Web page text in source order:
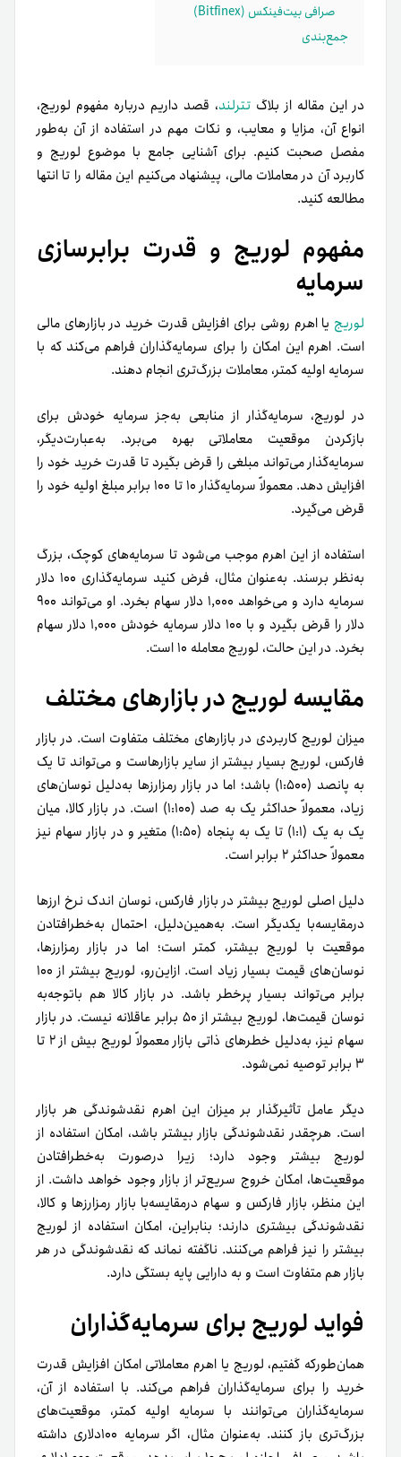
صرافی بیت‌فینکس (Bitfinex)
جمع‌بندی
در این مقاله از بلاگ تترلند، قصد داریم درباره مفهوم لوریج،
انواع آن، مزایا و معایب، و نکات مهم در استفاده از آن به‌طور
مفصل صحبت کنیم. برای آشنایی جامع با موضوع لوریج و
کاربرد آن در معاملات مالی، پیشنهاد می‌کنیم این مقاله را تا انتها
مطالعه کنید.
مفهوم لوریج و قدرت برابرسازی
سرمایه
لوریج یا اهرم روشی برای افزایش قدرت خرید در بازارهای مالی
است. اهرم این امکان را برای سرمایه‌گذاران فراهم می‌کند که با
سرمایه اولیه کمتر، معاملات بزرگ‌تری انجام دهند.
در لوریج، سرمایه‌گذار از منابعی به‌جز سرمایه خودش برای
بازکردن موقعیت معاملاتی بهره می‌برد. به‌عبارت‌دیگر،
سرمایه‌گذار می‌تواند مبلغی را قرض بگیرد تا قدرت خرید خود را
افزایش دهد. معمولاً سرمایه‌گذار ۱۰ تا ۱۰۰ برابر مبلغ اولیه خود را
قرض می‌گیرد.
استفاده از این اهرم موجب می‌شود تا سرمایه‌های کوچک، بزرگ
به‌نظر برسند. به‌عنوان‌ مثال، فرض کنید سرمایه‌گذاری ۱۰۰ دلار
سرمایه دارد و می‌خواهد ۱,۰۰۰ دلار سهام بخرد. او می‌تواند ۹۰۰
دلار را قرض بگیرد و با ۱۰۰ دلار سرمایه خودش ۱,۰۰۰ دلار سهام
بخرد. در این حالت، لوریج معامله ۱۰ است.
مقایسه لوریج در بازارهای مختلف
میزان لوریج کاربردی در بازارهای مختلف متفاوت است. در بازار
فارکس، لوریج بسیار بیشتر از سایر بازارهاست و می‌تواند تا یک
به پانصد (۱:۵۰۰) باشد؛ اما در بازار رمزارزها به‌دلیل نوسان‌های
زیاد، معمولاً حداکثر یک به صد (۱:۱۰۰) است. در بازار کالا، میان
یک به یک (۱:۱) تا یک به پنجاه (۱:۵۰) متغیر و در بازار سهام نیز
معمولاً حداکثر ۲ برابر است.
دلیل اصلی لوریج بیشتر در بازار فارکس، نوسان اندک نرخ ارزها
درمقایسه‌با یکدیگر است. به‌همین‌دلیل، احتمال به‌خطر‌افتادن
موقعیت با لوریج بیشتر، کمتر است؛ اما در بازار رمزارزها،
نوسان‌های قیمت بسیار زیاد است. ازاین‌رو، لوریج بیشتر از ۱۰۰
برابر می‌تواند بسیار پرخطر باشد. در بازار کالا هم با‌توجه‌به
نوسان قیمت‌ها، لوریج بیشتر از ۵۰ برابر عاقلانه نیست. در بازار
سهام نیز، به‌دلیل خطرهای ذاتی بازار معمولاً لوریج بیش از ۲ تا
۳ برابر توصیه نمی‌شود.
دیگر عامل تأثیرگذار بر میزان این اهرم نقد‌شوندگی هر بازار
است. هرچقدر نقد‌شوندگی بازار بیشتر باشد، امکان استفاده از
لوریج بیشتر وجود دارد؛ زیرا در‌صورت به‌خطر‌افتادن
موقعیت‌ها، امکان خروج سریع‌تر از بازار وجود خواهد داشت. از
این منظر، بازار فارکس و سهام درمقایسه‌با بازار رمزارزها و کالا،
نقدشوندگی بیشتری دارند؛ بنابراین، امکان استفاده از لوریج
بیشتر را نیز فراهم می‌کنند. ناگفته نماند که نقد‌شوندگی در هر
بازار هم متفاوت است و به دارایی پایه بستگی دارد.
فواید لوریج برای سرمایه‌گذاران
همان‌طورکه گفتیم، لوریج یا اهرم معاملاتی امکان افزایش قدرت
خرید را برای سرمایه‌گذاران فراهم می‌کند. با استفاده از آن،
سرمایه‌گذاران می‌توانند با سرمایه اولیه کمتر، موقعیت‌های
بزرگ‌تری باز کنند. به‌عنوان‌ مثال، اگر سرمایه ۱۰۰دلاری داشته